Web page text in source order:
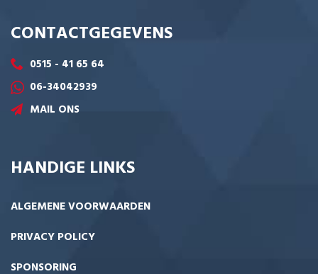
CONTACTGEGEVENS
0515 - 41 65 64
06-34042939
MAIL ONS
HANDIGE LINKS
ALGEMENE VOORWAARDEN
PRIVACY POLICY
SPONSORING